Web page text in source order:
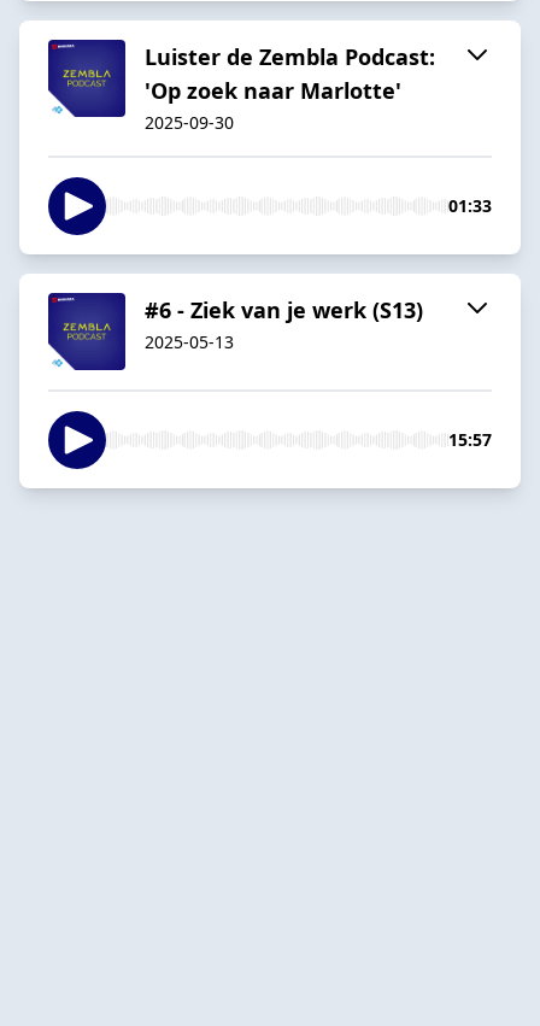
Luister de Zembla Podcast:
'Op zoek naar Marlotte'
2025-09-30
01:33
#6 - Ziek van je werk (S13)
2025-05-13
15:57